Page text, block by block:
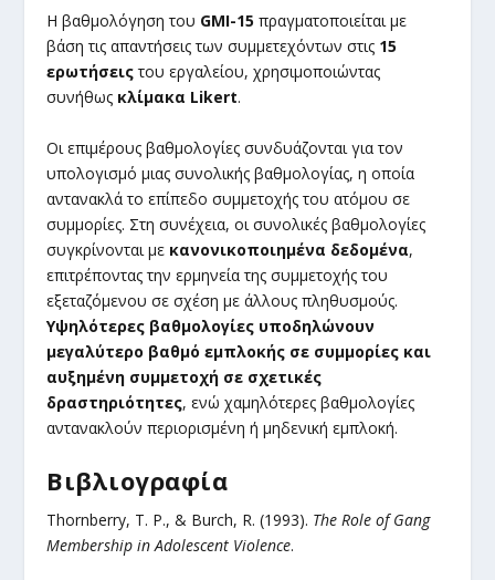
Η βαθμολόγηση του GMI-15 πραγματοποιείται με
βάση τις απαντήσεις των συμμετεχόντων στις 15
ερωτήσειςτου εργαλείου, χρησιμοποιώντας
συνήθως κλίμακα Likert.
Οι επιμέρους βαθμολογίες συνδυάζονται για τον
υπολογισμό μιας συνολικής βαθμολογίας, η οποία
αντανακλά το επίπεδο συμμετοχής του ατόμου σε
συμμορίες. Στη συνέχεια, οι συνολικές βαθμολογίες
συγκρίνονται με κανονικοποιημένα δεδομένα,
επιτρέποντας την ερμηνεία της συμμετοχής του
εξεταζόμενου σε σχέση με άλλους πληθυσμούς.
Υψηλότερες βαθμολογίες υποδηλώνουν
μεγαλύτερο βαθμό εμπλοκής σε συμμορίες και
αυξημένη συμμετοχή σε σχετικές
δραστηριότητες, ενώ χαμηλότερες βαθμολογίες
αντανακλούν περιορισμένη ή μηδενική εμπλοκή.
Βιβλιογραφία
Thornberry, T. P., & Burch, R. (1993). The Role of Gang
Membership in Adolescent Violence.